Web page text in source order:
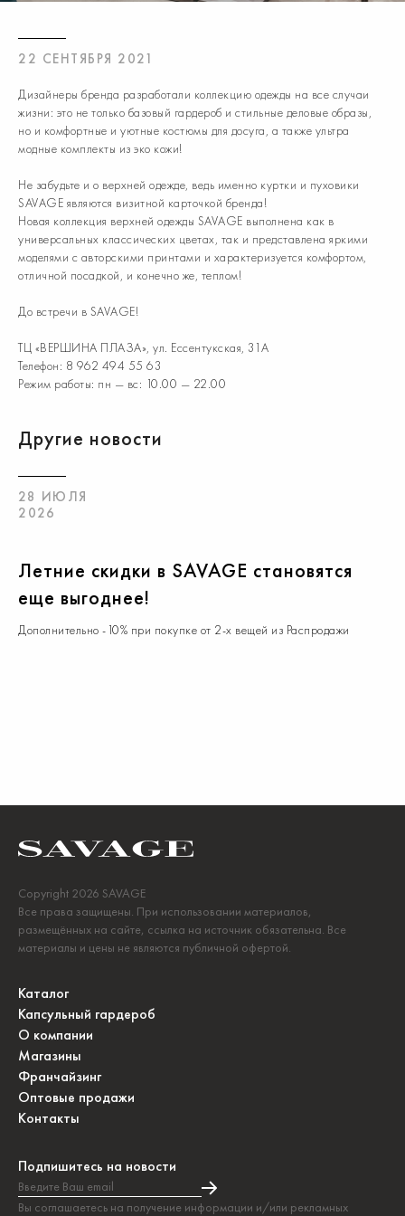
22 СЕНТЯБРЯ 2021
Дизайнеры бренда разработали коллекцию одежды на все случаи
жизни: это не только базовый гардероб и стильные деловые образы,
но и комфортные и уютные костюмы для досуга, а также ультра
модные комплекты из эко кожи!
Не забудьте и о верхней одежде, ведь именно куртки и пуховики
SAVAGE являются визитной карточкой бренда!
Новая коллекция верхней одежды SAVAGE выполнена как в
универсальных классических цветах, так и представлена яркими
моделями с авторскими принтами и характеризуется комфортом,
отличной посадкой, и конечно же, теплом!
До встречи в SAVAGE!
ТЦ «ВЕРШИНА ПЛАЗА», ул. Ессентукская, 31А
Телефон: 8 962 494 55 63
Режим работы: пн — вс: 10.00 — 22.00
Другие новости
28 ИЮЛЯ
2026
Летние скидки в SAVAGE становятся
еще выгоднее!
Дополнительно -10% при покупке от 2-х вещей из Распродажи
Copyright 2026 SAVAGE
Все права защищены. При использовании материалов,
размещённых на сайте, ссылка на источник обязательна. Все
материалы и цены не являются публичной офертой.
Каталог
Капсульный гардероб
О компании
Магазины
Франчайзинг
Оптовые продажи
Контакты
Подпишитесь на новости
Введите Ваш email
Вы соглашаетесь на получение информации и/или рекламных
Подписка на новости прошла успешно!